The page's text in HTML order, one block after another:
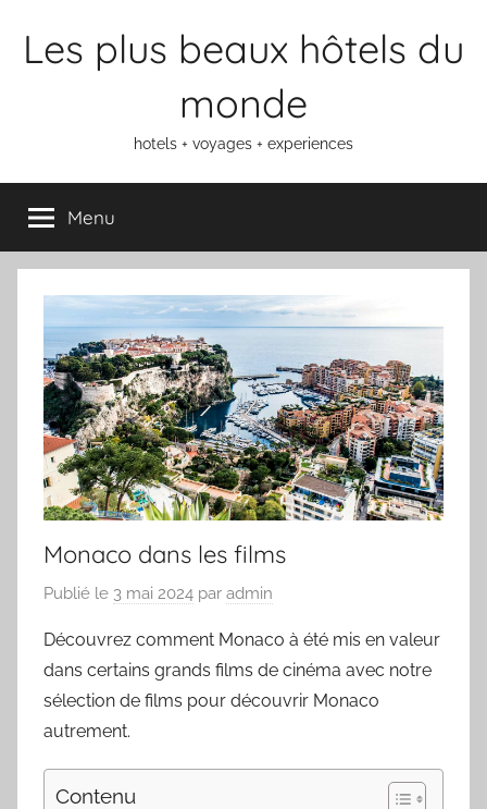
Les plus beaux hôtels du
monde
hotels + voyages + experiences
Menu
Monaco dans les films
Publié le 3 mai 2024 par admin
Découvrez comment Monaco à été mis en valeur
dans certains grands films de cinéma avec notre
sélection de films pour découvrir Monaco
autrement.
Contenu